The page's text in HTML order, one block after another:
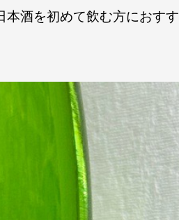
本酒を初めて飲む方におすす